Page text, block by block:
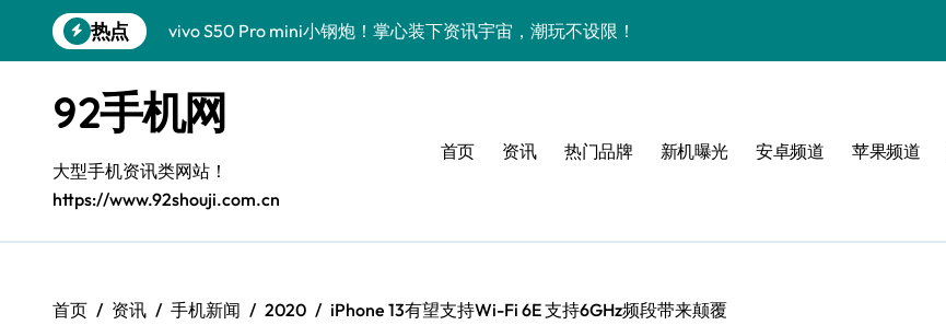
到
热点
vivo S50 Pro mini小钢炮！掌心装下资讯宇宙，潮玩不设限！
数码潮人揭秘！三星Galaxy Z Fold7手机管家新亮点抢先瞅
S25 Ultra颜值炸裂！定制主题潮翻天
S24+震撼登场，玩转手机美学新姿势！
S26+颜值暴击！机皇美颜秘籍大公开
92手机网
大型手机资讯类网站！
https://www.92shouji.com.cn
首页 资讯 热门品牌 新机曝光 安卓频道 苹果频道
首页 资讯 手机新闻 2020 iPhone 13有望支持Wi-Fi 6E 支持6GHz频段带来颠覆